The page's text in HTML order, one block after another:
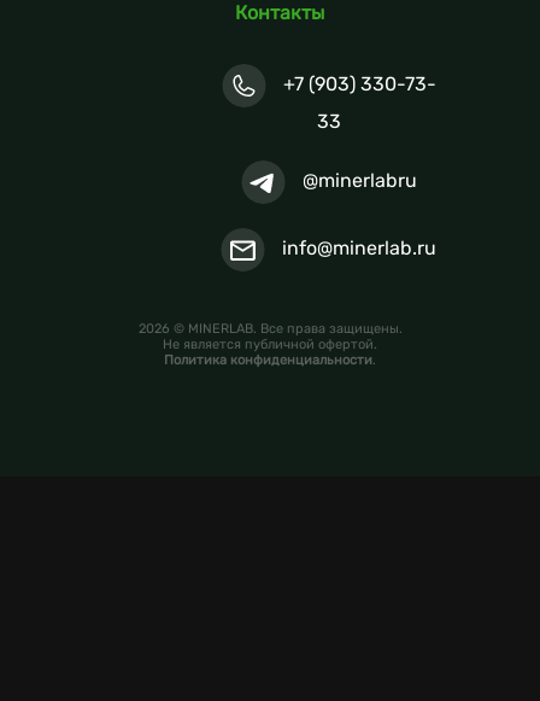
Контакты
+7 (903) 330-73-
33
@minerlabru
info@minerlab.ru
2026 © MINERLAB. Все права защищены.
Не является публичной офертой.
Политика конфиденциальности.